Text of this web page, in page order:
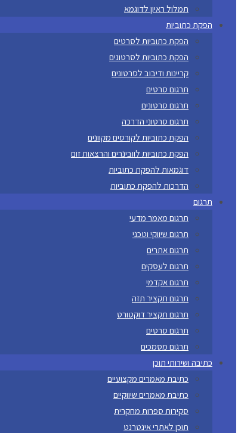
תמלול ראיון לדוגמא
הפקת כתוביות
הפקת כתוביות לסרטים
הפקת כתוביות לסרטונים
קריינות ודיבוב לסרטונים
תרגום סרטים
תרגום סרטונים
תרגום סרטוני הדרכה
הפקת כתוביות לקורסים מקוונים
הפקת כתוביות לוובינרים והרצאות זום
דוגמאות להפקת כתוביות
הדרכות להפקת כתוביות
תרגום
תרגום מאמר מדעי
תרגום שיווקי וטכני
תרגום אתרים
תרגום לעסקים
תרגום אקדמי
תרגום תקציר תזה
תרגום תקציר דוקטורט
תרגום סרטים
תרגום מסמכים
כתיבה ושירותי תוכן
כתיבת מאמרים מקצועיים
כתיבת מאמרים שיווקיים
סקירות ספרות מחקרית
תוכן לאתרי אינטרנט